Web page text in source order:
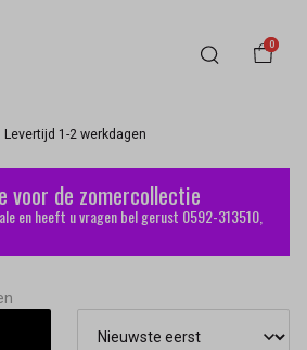
0
Levertijd 1-2 werkdagen
voor de zomercollectie
en heeft u vragen bel gerust 0592-313510,